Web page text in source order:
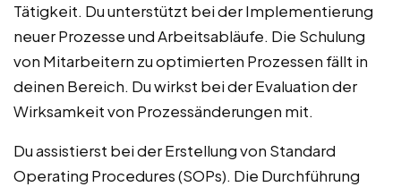
Tätigkeit. Du unterstützt bei der Implementierung
neuer Prozesse und Arbeitsabläufe. Die Schulung
von Mitarbeitern zu optimierten Prozessen fällt in
deinen Bereich. Du wirkst bei der Evaluation der
Wirksamkeit von Prozessänderungen mit.
Du assistierst bei der Erstellung von Standard
Operating Procedures (SOPs). Die Durchführung